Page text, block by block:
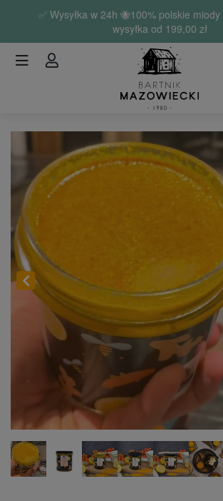
✅ Wysyłka w 24h 🐝100% polskie
wysyłka od 199,00 zł